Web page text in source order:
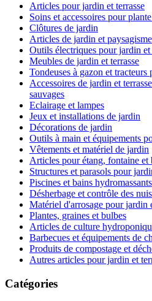
Articles pour jardin et terrasse
Soins et accessoires pour
Clôtures de jardin
Articles de jardin et paysagisme
Outils électriques pour jardin et
Meubles de jardin et terrasse
Tondeuses à gazon et tracteurs
Accessoires de jardin et
sauvages
Eclairage et lampes
Jeux et installations de jardin
Décorations de jardin
Outils à main et équipements
Vêtements et matériel de jardin
Articles pour étang, fontaine et
Structures et parasols pour
Piscines et bains hydromassants
Désherbage et contrôle des
Matériel d'arrosage pour jardin
Plantes, graines et bulbes
Articles de culture
Barbecues et équipements de
Produits de compostage et
Autres articles pour jardin et
Catégories